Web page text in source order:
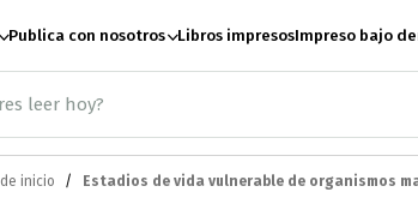
Publica con nosotros Libros impresosImpreso bajo
inicio Estadios de vida vulnerable de organismos